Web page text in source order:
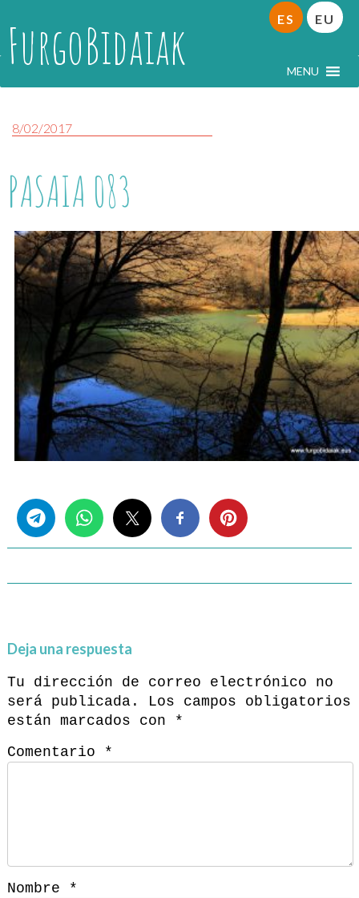
FurgoBidaiak MENU
ES EU
8/02/2017
PASAIA 083
Deja una respuesta
Tu dirección de correo electrónico no
será publicada.
Los campos obligatorios
están marcados con
*
Comentario
*
Nombre *